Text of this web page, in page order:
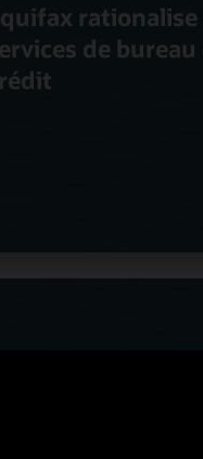
rationalise
de bureau